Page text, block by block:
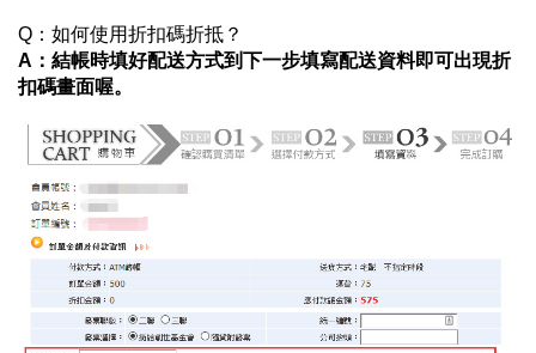
Q：如何使用折扣碼折抵？
A：結帳時填好配送方式到下一步填寫配送資料即可出現折
扣碼畫面喔。